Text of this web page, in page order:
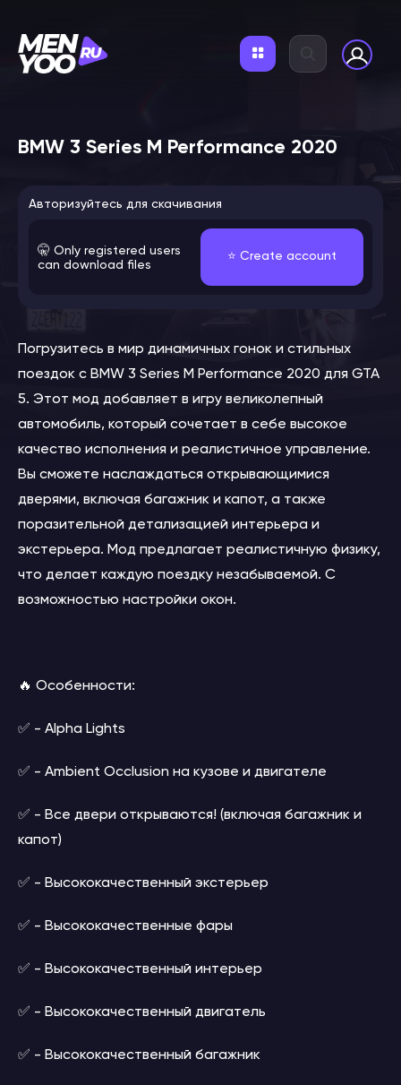
BMW 3 Series M Performance 2020
Авторизуйтесь для скачивания
🤫 Only registered users
can download files
⭐️ Create account
Погрузитесь в мир динамичных гонок и стильных
поездок с BMW 3 Series M Performance 2020 для GTA
5. Этот мод добавляет в игру великолепный
автомобиль, который сочетает в себе высокое
качество исполнения и реалистичное управление.
Вы сможете наслаждаться открывающимися
дверями, включая багажник и капот, а также
поразительной детализацией интерьера и
экстерьера. Мод предлагает реалистичную физику,
что делает каждую поездку незабываемой. С
возможностью настройки окон.
🔥 Особенности:
✅ - Alpha Lights
✅ - Ambient Occlusion на кузове и двигателе
✅ - Все двери открываются! (включая багажник и
капот)
✅ - Высококачественный экстерьер
✅ - Высококачественные фары
✅ - Высококачественный интерьер
✅ - Высококачественный двигатель
✅ - Высококачественный багажник